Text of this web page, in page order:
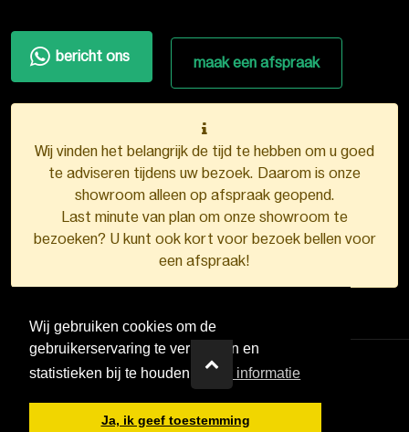
Wij gebruiken cookies om de
gebruikerservaring te verbeteren en
statistieken bij te houden.
Meer informatie
Ja, ik geef toestemming
bericht ons maak een afspraak
Wij vinden het belangrijk de tijd te hebben om u goed
te adviseren tijdens uw bezoek. Daarom is onze
showroom alleen op afspraak geopend.
Last minute van plan om onze showroom te
bezoeken? U kunt ook kort voor bezoek bellen voor
een afspraak!
Ontwerp en realisatie door